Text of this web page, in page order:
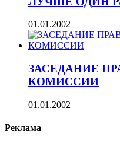
01.01.2002
ЗАСЕДАНИЕ
КОМИССИИ
01.01.2002
Реклама